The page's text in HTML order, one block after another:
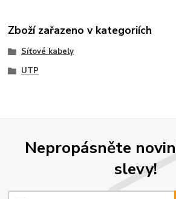
Zboží zařazeno v kategoriích
Síťové kabely
UTP
Nepropásněte
slevy!